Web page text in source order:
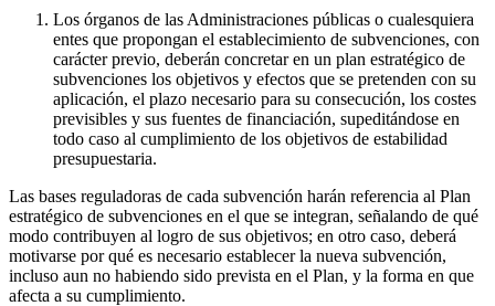
Los órganos de las Administraciones públicas o cualesquiera
entes que propongan el establecimiento de subvenciones, con
carácter previo, deberán concretar en un plan estratégico de
subvenciones los objetivos y efectos que se pretenden con su
aplicación, el plazo necesario para su consecución, los costes
previsibles y sus fuentes de financiación, supeditándose en
todo caso al cumplimiento de los objetivos de estabilidad
presupuestaria.
Las bases reguladoras de cada subvención harán referencia al Plan
estratégico de subvenciones en el que se integran, señalando de qué
modo contribuyen al logro de sus objetivos; en otro caso, deberá
motivarse por qué es necesario establecer la nueva subvención,
incluso aun no habiendo sido prevista en el Plan, y la forma en que
afecta a su cumplimiento.